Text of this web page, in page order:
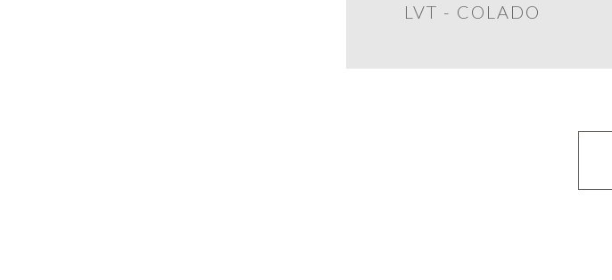
LVT - COLADO